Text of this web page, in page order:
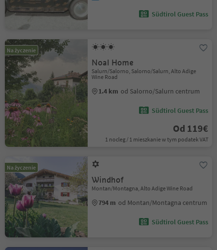
Südtirol Guest Pass
Na życzenie
Noal Home
Salurn/Salorno, Salorno/Salurn, Alto Adige
Wine Road
1.4 km od Salorno/Salurn centrum
Südtirol Guest Pass
Od 119€
1 nocleg / 1 mieszkanie w tym podatek VAT
Na życzenie
Windhof
Montan/Montagna, Alto Adige Wine Road
794 m od Montan/Montagna centrum
Südtirol Guest Pass